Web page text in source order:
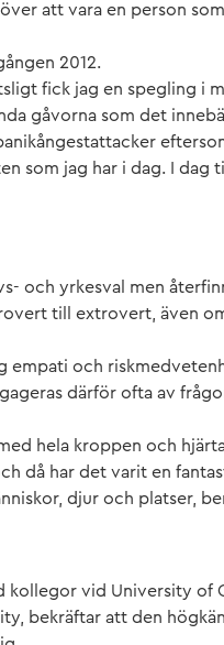
att vara en person
2012.
fick jag en spegling i
gåvorna som det
som jag har i dag. I dag
och yrkesval men
till extrovert, även
empati och
därför ofta av
hela kroppen och
då har det varit en
djur och platser,
kollegor vid University of
bekräftar att den